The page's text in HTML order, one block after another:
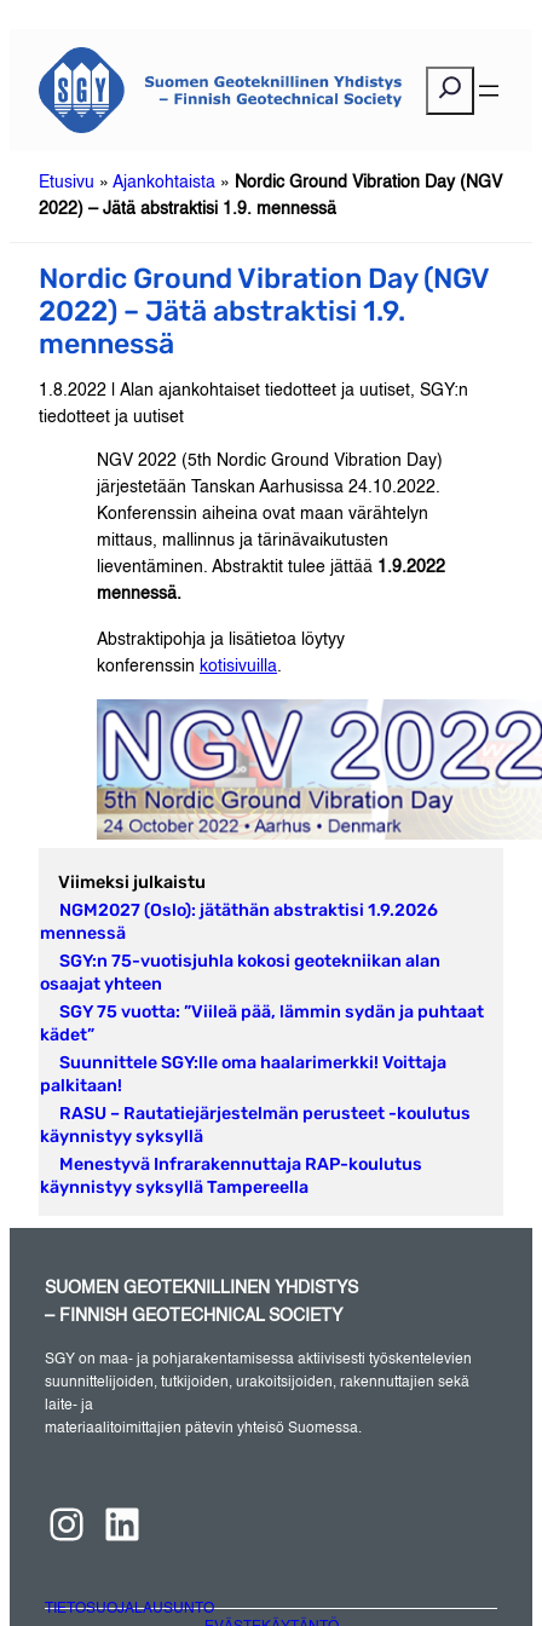
sisältöön
Etusivu » Ajankohtaista » Nordic Ground Vibration Day (NGV
2022) – Jätä abstraktisi 1.9. mennessä
Nordic Ground Vibration Day (NGV
2022) – Jätä abstraktisi 1.9.
mennessä
1.8.2022 | Alan ajankohtaiset tiedotteet ja uutiset, SGY:n
tiedotteet ja uutiset
NGV 2022 (5th Nordic Ground Vibration Day)
järjestetään Tanskan Aarhusissa 24.10.2022.
Konferenssin aiheina ovat maan värähtelyn
mittaus, mallinnus ja tärinävaikutusten
lieventäminen. Abstraktit tulee jättää 1.9.2022
mennessä.
Abstraktipohja ja lisätietoa löytyy
konferenssin kotisivuilla.
Viimeksi julkaistu
NGM2027 (Oslo): jätäthän abstraktisi 1.9.2026
mennessä
SGY:n 75-vuotisjuhla kokosi geotekniikan alan
osaajat yhteen
SGY 75 vuotta: ”Viileä pää, lämmin sydän ja puhtaat
kädet”
Suunnittele SGY:lle oma haalarimerkki! Voittaja
palkitaan!
RASU – Rautatiejärjestelmän perusteet -koulutus
käynnistyy syksyllä
Menestyvä Infrarakennuttaja RAP-koulutus
käynnistyy syksyllä Tampereella
SUOMEN GEOTEKNILLINEN YHDISTYS
– FINNISH GEOTECHNICAL SOCIETY
SGY on maa- ja pohjarakentamisessa aktiivisesti työskentelevien
suunnittelijoiden, tutkijoiden, urakoitsijoiden, rakennuttajien sekä
laite- ja
materiaalitoimittajien pätevin yhteisö Suomessa.
Instagram LinkedIn
TIETOSUOJALAUSUNTO